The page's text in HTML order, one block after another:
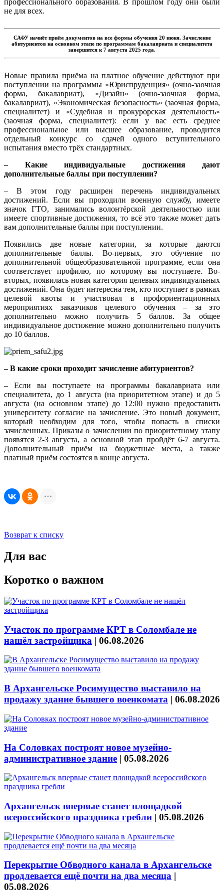
не для всех.
САФУ начнёт приём документов на все формы обучения 20 июня. Зачисление
абитуриентов на основном этапе по программам бакалавриата и специалитета
завершится к 7 августа 2025 года.
Новые правила приёма на платное обучение действуют при
поступлении на программы «Юриспруденция» (очно-заочная
форма, бакалавриат), «Дизайн» (очно-заочная форма,
бакалавриат), «Экономическая безопасность» (заочная форма,
специалитет) и «Судебная и прокурорская деятельность»
(заочная форма, специалитет): если у вас есть среднее
профессиональное или высшее образование, проводится
отдельный конкурс со сдачей одного вступительного
испытания вместо трёх стандартных.
– Какие индивидуальные достижения дают
дополнительные баллы при поступлении?
– В этом году расширен перечень индивидуальных
достижений. Если вы проходили военную службу, имеете
значок ГТО, занимались волонтёрской деятельностью или
имеете спортивные достижения, то всё это также может дать
вам дополнительные баллы при поступлении.
Появились две новые категории, за которые даются
дополнительные баллы. Во-первых, это обучение по
дополнительной общеобразовательной программе, если она
соответствует профилю, по которому вы поступаете. Во-
вторых, появилась новая категория целевых индивидуальных
достижений. Она будет интересна тем, кто поступает в рамках
целевой квоты и участвовал в профориентационных
мероприятиях заказчиков целевого обучения – за это
дополнительно можно получить 5 баллов. За общее
индивидуальное достижение можно дополнительно получить
до 10 баллов.
– В какие сроки проходит зачисление абитуриентов?
– Если вы поступаете на программы бакалавриата или
специалитета, до 1 августа (на приоритетном этапе) и до 5
августа (на основном этапе) до 12:00 нужно предоставить
университету согласие на зачисление. Это новый документ,
который необходим для того, чтобы попасть в списки
зачисленных. Приказы о зачислении по приоритетному этапу
появятся 2-3 августа, а основной этап пройдёт 6-7 августа.
Дополнительный приём на бюджетные места, а также
платный приём состоятся в конце августа.
Возврат к списку
Для вас
Коротко о важном
Участок по программе КРТ в Соломбале не
нашёл застройщика | 06.08.2026
В Архангельске Росимущество выставило на
продажу здание бывшего военкомата | 06.08.2026
На Соловках построят новое музейно-
административное здание | 05.08.2026
Архангельск впервые станет площадкой
всероссийского праздника гребли | 05.08.2026
Перекрытие Обводного канала в Архангельске
продлевается ещё почти на два месяца |
05.08.2026